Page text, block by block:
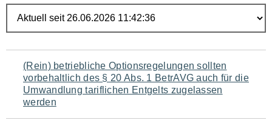
Navigation
für
den
(Rein) betriebliche Optionsregelungen sollten
vorbehaltlich des § 20 Abs. 1 BetrAVG auch für die
Umwandlung tariflichen Entgelts zugelassen
werden